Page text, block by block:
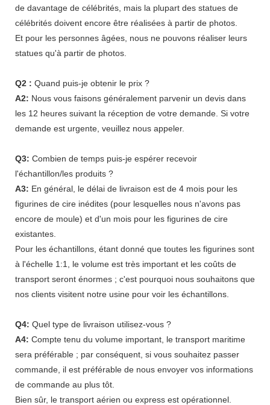
de davantage de célébrités, mais la plupart des statues de
célébrités doivent encore être réalisées à partir de photos.
Et pour les personnes âgées, nous ne pouvons réaliser leurs
statues qu'à partir de photos.
Q2 : Quand puis-je obtenir le prix ?
A2: Nous vous faisons généralement parvenir un devis dans
les 12 heures suivant la réception de votre demande. Si votre
demande est urgente, veuillez nous appeler.
Q3: Combien de temps puis-je espérer recevoir
l'échantillon/les produits ?
A3: En général, le délai de livraison est de 4 mois pour les
figurines de cire inédites (pour lesquelles nous n'avons pas
encore de moule) et d'un mois pour les figurines de cire
existantes.
Pour les échantillons, étant donné que toutes les figurines sont
à l'échelle 1:1, le volume est très important et les coûts de
transport seront énormes ; c'est pourquoi nous souhaitons que
nos clients visitent notre usine pour voir les échantillons.
Q4: Quel type de livraison utilisez-vous ?
A4: Compte tenu du volume important, le transport maritime
sera préférable ; par conséquent, si vous souhaitez passer
commande, il est préférable de nous envoyer vos informations
de commande au plus tôt.
Bien sûr, le transport aérien ou express est opérationnel.